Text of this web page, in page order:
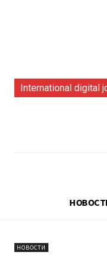
International digital
НОВОСТИ